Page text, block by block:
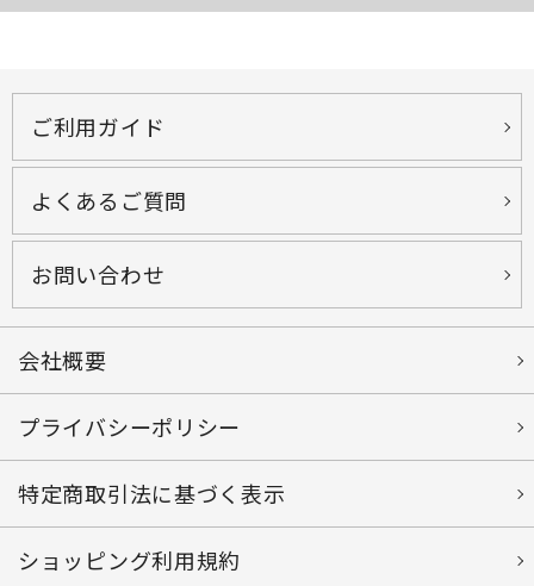
ご利用ガイド
よくあるご質問
お問い合わせ
会社概要
プライバシーポリシー
特定商取引法に基づく表示
ショッピング利用規約